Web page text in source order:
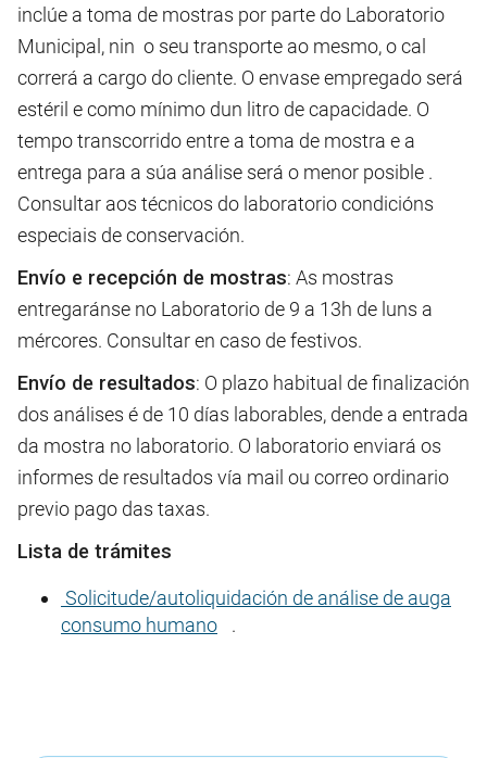
inclúe a toma de mostras por parte do Laboratorio
Municipal, nin o seu transporte ao mesmo, o cal
correrá a cargo do cliente. O envase empregado será
estéril e como mínimo dun litro de capacidade. O
tempo transcorrido entre a toma de mostra e a
entrega para a súa análise será o menor posible .
Consultar aos técnicos do laboratorio condicións
especiais de conservación.
Envío e recepción de mostras: As mostras
entregaránse no Laboratorio de 9 a 13h de luns a
mércores. Consultar en caso de festivos.
Envío de resultados: O plazo habitual de finalización
dos análises é de 10 días laborables, dende a entrada
da mostra no laboratorio. O laboratorio enviará os
informes de resultados vía mail ou correo ordinario
previo pago das taxas.
Lista de trámites
Solicitude/autoliquidación de análise de auga
consumo humano
.